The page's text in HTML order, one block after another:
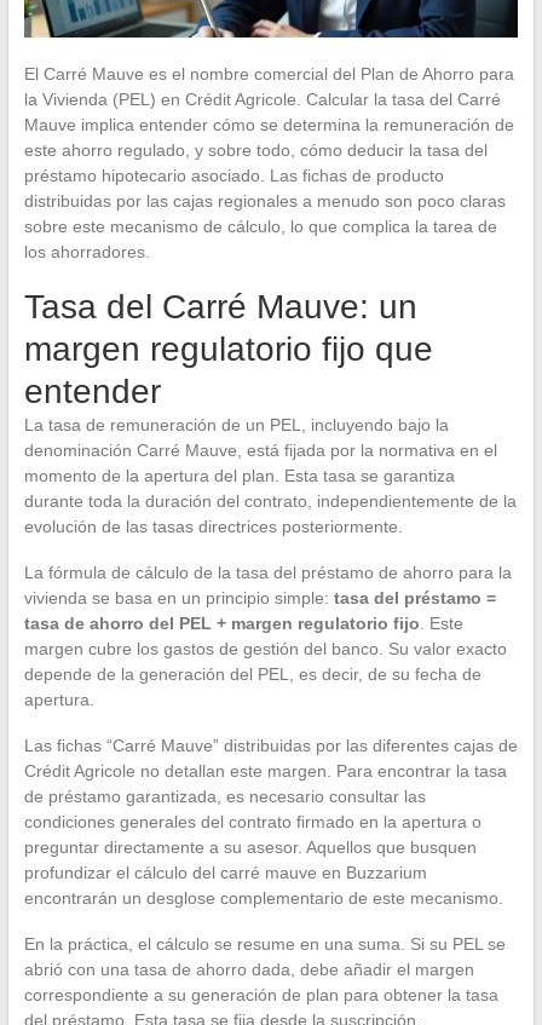
El Carré Mauve es el nombre comercial del Plan de Ahorro para
la Vivienda (PEL) en Crédit Agricole. Calcular la tasa del Carré
Mauve implica entender cómo se determina la remuneración de
este ahorro regulado, y sobre todo, cómo deducir la tasa del
préstamo hipotecario asociado. Las fichas de producto
distribuidas por las cajas regionales a menudo son poco claras
sobre este mecanismo de cálculo, lo que complica la tarea de
los ahorradores.
Tasa del Carré Mauve: un
margen regulatorio fijo que
entender
La tasa de remuneración de un PEL, incluyendo bajo la
denominación Carré Mauve, está fijada por la normativa en el
momento de la apertura del plan. Esta tasa se garantiza
durante toda la duración del contrato, independientemente de la
evolución de las tasas directrices posteriormente.
La fórmula de cálculo de la tasa del préstamo de ahorro para la
vivienda se basa en un principio simple: tasa del préstamo =
tasa de ahorro del PEL + margen regulatorio fijo . Este
margen cubre los gastos de gestión del banco. Su valor exacto
depende de la generación del PEL, es decir, de su fecha de
apertura.
Las fichas “Carré Mauve” distribuidas por las diferentes cajas de
Crédit Agricole no detallan este margen. Para encontrar la tasa
de préstamo garantizada, es necesario consultar las
condiciones generales del contrato firmado en la apertura o
preguntar directamente a su asesor. Aquellos que busquen
profundizar el cálculo del carré mauve en Buzzarium
encontrarán un desglose complementario de este mecanismo.
En la práctica, el cálculo se resume en una suma. Si su PEL se
abrió con una tasa de ahorro dada, debe añadir el margen
correspondiente a su generación de plan para obtener la tasa
del préstamo. Esta tasa se fija desde la suscripción.